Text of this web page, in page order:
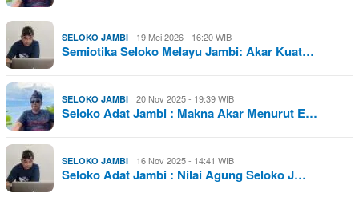
SELOKO JAMBI 19 Mei 2026 - 16:20 WIB
Semiotika Seloko Melayu Jambi: Akar Kuat…
SELOKO JAMBI 20 Nov 2025 - 19:39 WIB
Seloko Adat Jambi : Makna Akar Menurut E…
SELOKO JAMBI 16 Nov 2025 - 14:41 WIB
Seloko Adat Jambi : Nilai Agung Seloko J…